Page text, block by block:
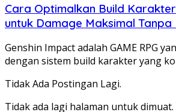
Cara Optimalkan Build
untuk Damage Maksimal Tanpa
Genshin Impact adalah GAME RPG
dengan sistem build karakter yang
Tidak Ada Postingan Lagi.
Tidak ada lagi halaman untuk dimuat.